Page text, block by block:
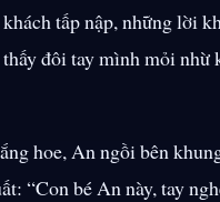
tấp nập, những lời
đôi tay mình mỏi
hoe, An ngồi bên
“Con bé An này, tay